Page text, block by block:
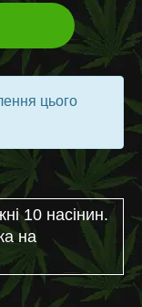
цього
10 насінин.
на